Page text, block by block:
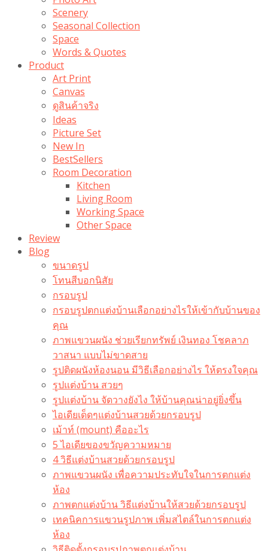
Scenery
Seasonal Collection
Space
Words & Quotes
Product
Art Print
Canvas
ดูสินค้าจริง
Ideas
Picture Set
New In
BestSellers
Room Decoration
Kitchen
Living Room
Working Space
Other Space
Review
Blog
ขนาดรูป
โทนสีบอกนิสัย
กรอบรูป
กรอบรูปตกแต่งบ้านเลือกอย่างไรให้เข้ากับบ้านของ
คุณ
ภาพแขวนผนัง ช่วยเรียกทรัพย์ เงินทอง โชคลาภ
วาสนา แบบไม่ขาดสาย
รูปติดผนังห้องนอน มีวิธีเลือกอย่างไร ให้ตรงใจคุณ
รูปแต่งบ้าน สวยๆ
รูปแต่งบ้าน จัดวางยังไง ให้บ้านคุณน่าอยู่ยิ่งขึ้น
ไอเดียเด็ดๆแต่งบ้านสวยด้วยกรอบรูป
เม้าท์ (mount) คืออะไร​
5 ไอเดียของขวัญความหมาย
4 วิธีแต่งบ้านสวยด้วยกรอบรูป
ภาพแขวนผนัง เพื่อความประทับใจในการตกแต่ง
ห้อง
ภาพตกแต่งบ้าน วิธีแต่งบ้านให้สวยด้วยกรอบรูป
เทคนิคการแขวนรูปภาพ เพิ่มสไตล์ในการตกแต่ง
ห้อง